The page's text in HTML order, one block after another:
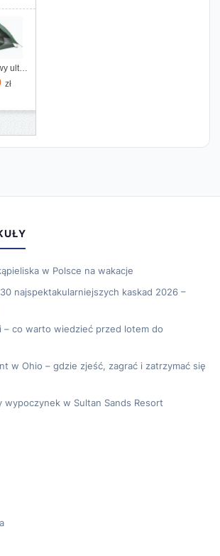
Namiot trekkingowy ultralekki 2-osobowy KADVA EXPEDIT 2 PRO zielony Wiosna 2025
zł
w Polsce na wakacje
najspektakularniejszych kaskad 2026 –
– co warto wiedzieć przed lotem do
w Ohio – gdzie zjeść, zagrać i zatrzymać się
wypoczynek w Sultan Sands Resort